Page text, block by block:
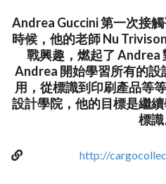
Andrea Guccini 第一次接
時候，他的老師 Nu
戰興趣，燃起了 Andrea
Andrea 開始學習所有的
用，從標識到印刷產品等
設計學院，他的目標是繼
標識
http://